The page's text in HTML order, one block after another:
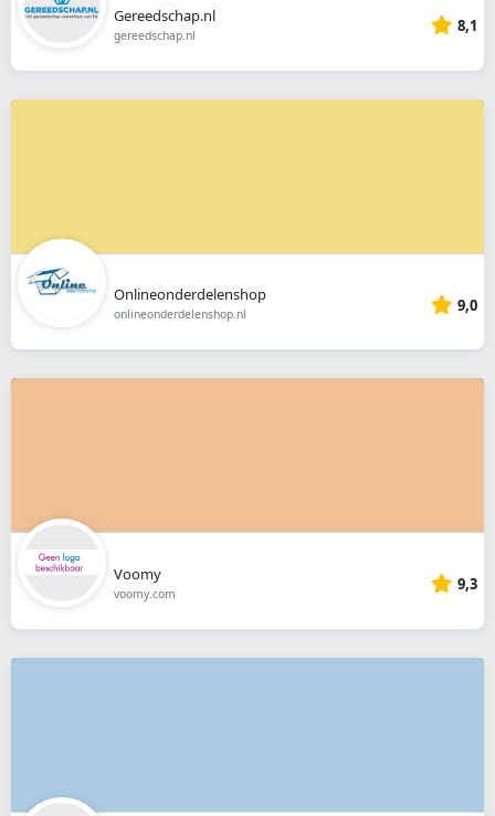
Gereedschap.nl
gereedschap.nl 8,1
Onlineonderdelenshop
onlineonderdelenshop.nl 9,0
Voomy
voomy.com 9,3